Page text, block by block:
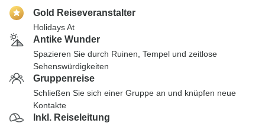
Gold Reiseveranstalter
Holidays At
Antike Wunder
Spazieren Sie durch Ruinen, Tempel und zeitlose
Sehenswürdigkeiten
Gruppenreise
Schließen Sie sich einer Gruppe an und knüpfen neue
Kontakte
Inkl. Reiseleitung